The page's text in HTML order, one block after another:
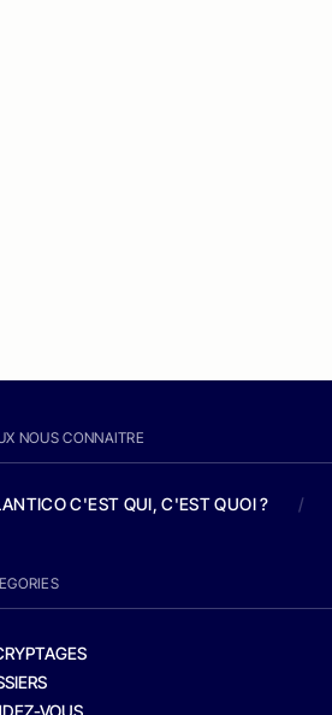
NOUS CONNAITRE
C'EST QUI, C'EST QUOI ? /
VOUS